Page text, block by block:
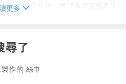
物染帶入生活，展現高度工藝及生
捉不定主意，多層次的穿搭是許多
更多
尋了
作的 絲巾